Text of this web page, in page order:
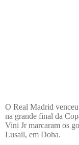
O Real Madrid
na grande final da
Vini Jr marcaram os
Lusail, em Doha.